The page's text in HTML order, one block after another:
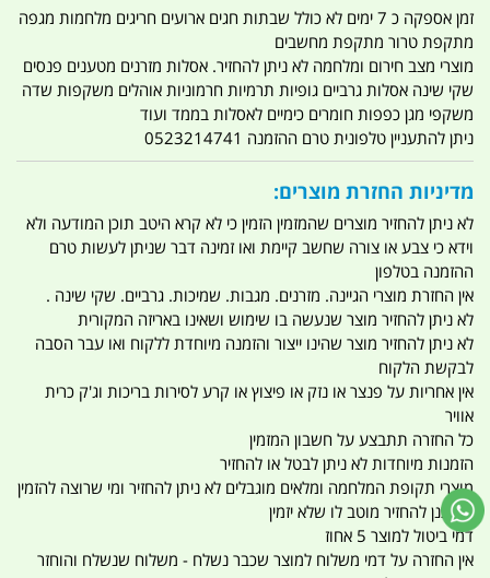
זמן אספקה כ 7 ימים לא כולל שבתות חגים ארועים חריגים מלחמות מגפה
מתקפת טרור מתקפת מחשבים
מוצרי מצב חירום ומלחמה לא ניתן להחזיר. אסלות מזרנים מטענים פנסים
שקי שינה אסלות גרביים גופיות תרמיות חרמוניות אוהלים משקפות שדה
משקפי מגן כפפות חומרים כימיים לאסלות בממד ועוד
ניתן להתעניין טלפונית טרם ההזמנה 0523214741
מדיניות החזרת מוצרים:
לא ניתן להחזיר מוצרים שהמזמין הזמין כי לא קרא היטב תוכן המודעה ולא
וידא כי צבע או צורה שחשב קיימת ואו זמינה דבר שניתן לעשות טרם
ההזמנה בטלפון
אין החזרת מוצרי הגיינה. מזרנים. מגבות. שמיכות. גרביים. שקי שינה .
לא ניתן להחזיר מוצר שנעשה בו שימוש ושאינו באריזה המקורית
לא ניתן להחזיר מוצר שהינו ייצור והזמנה מיוחדת ללקוח ואו עבר הסבה
לבקשת הלקוח
אין אחריות על פנצר או נזק או פיצוץ או קרע לסירות בריכות וג'ק כרית
אוויר
כל החזרה תתבצע על חשבון המזמין
הזמנות מיוחדות לא ניתן לבטל או להחזיר
מוצרי תקופת המלחמה ומלאים מוגבלים לא ניתן להחזיר ומי שרוצה להזמין
ומתכנן להחזיר מוטב לו שלא יזמין
דמי ביטול למוצר 5 אחוז
אין החזרה על דמי משלוח למוצר שכבר נשלח - משלוח שנשלח והוחזר